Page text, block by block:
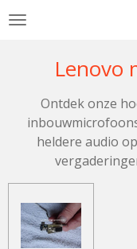
Ga
Lenovo
Ontdek onze
heldere audio